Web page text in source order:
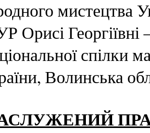
мистецтва
Орисі Георгіївні
спілки
Волинська